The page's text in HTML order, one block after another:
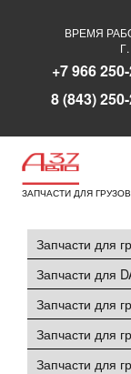
ВРЕМЯ
+7 966
8 (843)
ЗАПЧАСТИ ДЛЯ
Запчасти для
Запчасти для
Запчасти для
Запчасти для
Запчасти для